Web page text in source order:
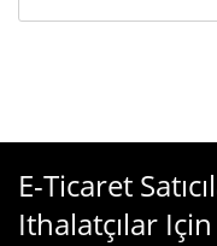
E-Ticaret
Ithalatçılar